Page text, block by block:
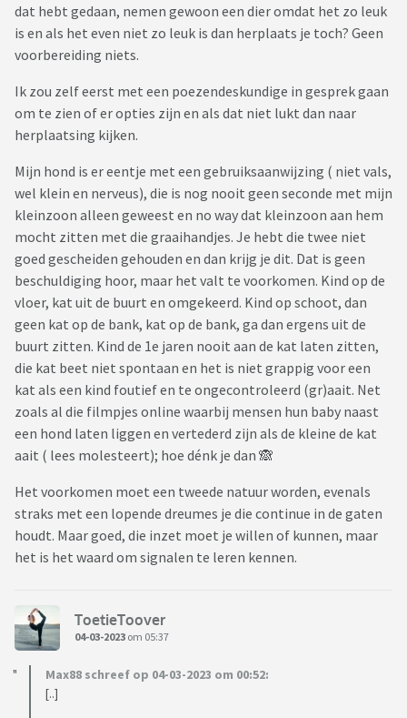
dat hebt gedaan, nemen gewoon een dier omdat het zo leuk
is en als het even niet zo leuk is dan herplaats je toch? Geen
voorbereiding niets.
Ik zou zelf eerst met een poezendeskundige in gesprek gaan
om te zien of er opties zijn en als dat niet lukt dan naar
herplaatsing kijken.
Mijn hond is er eentje met een gebruiksaanwijzing ( niet vals,
wel klein en nerveus), die is nog nooit geen seconde met mijn
kleinzoon alleen geweest en no way dat kleinzoon aan hem
mocht zitten met die graaihandjes. Je hebt die twee niet
goed gescheiden gehouden en dan krijg je dit. Dat is geen
beschuldiging hoor, maar het valt te voorkomen. Kind op de
vloer, kat uit de buurt en omgekeerd. Kind op schoot, dan
geen kat op de bank, kat op de bank, ga dan ergens uit de
buurt zitten. Kind de 1e jaren nooit aan de kat laten zitten,
die kat beet niet spontaan en het is niet grappig voor een
kat als een kind foutief en te ongecontroleerd (gr)aait. Net
zoals al die filmpjes online waarbij mensen hun baby naast
een hond laten liggen en vertederd zijn als de kleine de kat
aait ( lees molesteert); hoe dénk je dan 🙈
Het voorkomen moet een tweede natuur worden, evenals
straks met een lopende dreumes je die continue in de gaten
houdt. Maar goed, die inzet moet je willen of kunnen, maar
het is het waard om signalen te leren kennen.
ToetieToover
04-03-2023 om 05:37
Max88 schreef op 04-03-2023 om 00:52:
[..]